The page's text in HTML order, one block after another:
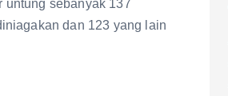
untung sebanyak 137
dan 123 yang lain